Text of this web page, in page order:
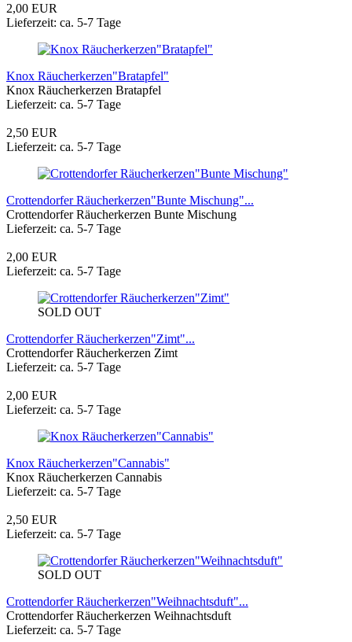
2,00 EUR
Lieferzeit: ca. 5-7 Tage
Knox Räucherkerzen"Bratapfel"
Knox Räucherkerzen Bratapfel
Lieferzeit: ca. 5-7 Tage
2,50 EUR
Lieferzeit: ca. 5-7 Tage
Crottendorfer Räucherkerzen"Bunte Mischung"...
Crottendorfer Räucherkerzen Bunte Mischung
Lieferzeit: ca. 5-7 Tage
2,00 EUR
Lieferzeit: ca. 5-7 Tage
SOLD OUT
Crottendorfer Räucherkerzen"Zimt"...
Crottendorfer Räucherkerzen Zimt
Lieferzeit: ca. 5-7 Tage
2,00 EUR
Lieferzeit: ca. 5-7 Tage
Knox Räucherkerzen"Cannabis"
Knox Räucherkerzen Cannabis
Lieferzeit: ca. 5-7 Tage
2,50 EUR
Lieferzeit: ca. 5-7 Tage
SOLD OUT
Crottendorfer Räucherkerzen"Weihnachtsduft"...
Crottendorfer Räucherkerzen Weihnachtsduft
Lieferzeit: ca. 5-7 Tage